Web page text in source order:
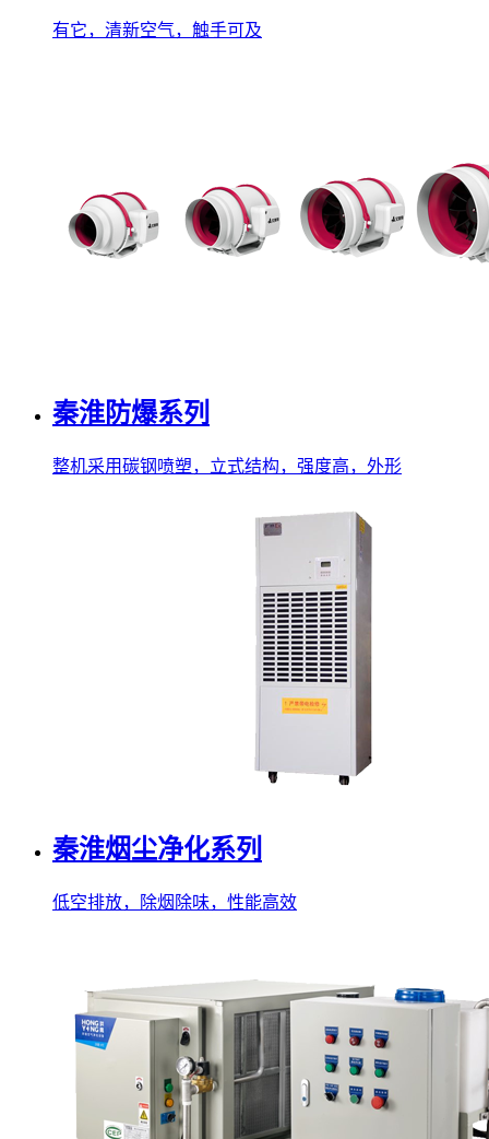
有它，清新空气，触手可及
秦淮防爆系列
整机采用碳钢喷塑，立式结构，强度高，外形
秦淮烟尘净化系列
低空排放，除烟除味，性能高效